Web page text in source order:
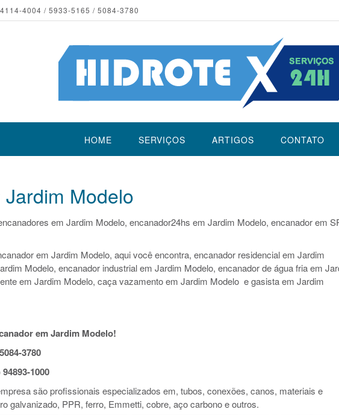
4004 / 5933-5165 / 5084-3780
HOME SERVIÇOS ARTIGOS CONTATO
Modelo
em Jardim Modelo, encanador24hs em Jardim Modelo, encanador em
em Jardim Modelo, aqui você encontra, encanador residencial em Jardim
Modelo, encanador industrial em Jardim Modelo, encanador de água fria em
em Jardim Modelo, caça vazamento em Jardim Modelo e gasista em Jardim
em Jardim Modelo!
3780
1000
são profissionais especializados em, tubos, conexões, canos, materiais e
galvanizado, PPR, ferro, Emmetti, cobre, aço carbono e outros.